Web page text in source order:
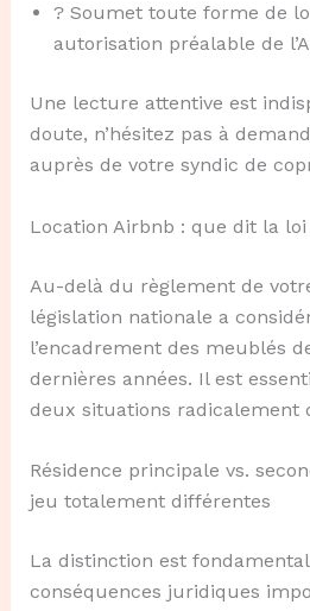
? Soumet toute forme de
autorisation préalable de
Une lecture attentive est
doute, n’hésitez pas à
auprès de votre syndic de
Location Airbnb : que dit la loi
Au-delà du règlement de
législation nationale a
l’encadrement des meublés
dernières années. Il est
deux situations radicalement
Résidence principale vs.
jeu totalement différentes
La distinction est
conséquences juridiques